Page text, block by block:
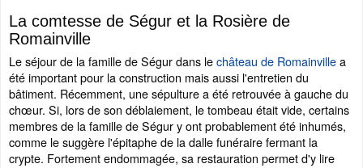
La comtesse de Ségur et la Rosière de
Romainville
Le séjour de la famille de Ségur dans lechâteau de Romainvillea
été important pour la construction mais aussi l'entretien du
bâtiment. Récemment, une sépulture a été retrouvée à gauche du
chœur. Si, lors de son déblaiement, le tombeau était vide, certains
membres de la famille de Ségur y ont probablement été inhumés,
comme le suggère l'épitaphe de la dalle funéraire fermant la
crypte. Fortement endommagée, sa restauration permet d'y lire